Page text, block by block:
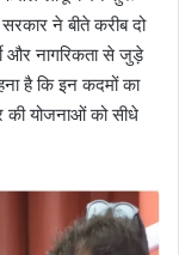
ने बीते करीब दो
और नागरिकता से जुड़े
है कि इन कदमों का
की योजनाओं को सीधे